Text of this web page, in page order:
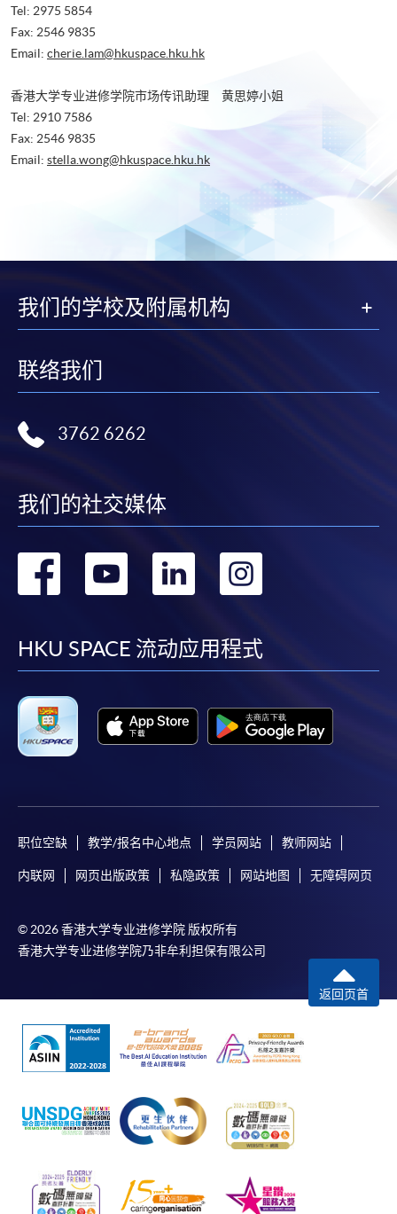
Tel: 2975 5854
Fax: 2546 9835
Email: cherie.lam@hkuspace.hku.hk
香港大学专业进修学院市场传讯助理 黄思婷小姐
Tel: 2910 7586
Fax: 2546 9835
Email: stella.wong@hkuspace.hku.hk
我们的学校及附属机构
联络我们
3762 6262
我们的社交媒体
转
facebook
转
youtube
转
linkedin
转
HKU SPACE 流动应用程式
职位空缺 教学/报名中心地点 学员网站 教师网站
内联网 网页出版政策 私隐政策 网站地图 无障碍网页
© 2026 香港大学专业进修学院 版权所有
香港大学专业进修学院乃非牟利担保有限公司
返回页首